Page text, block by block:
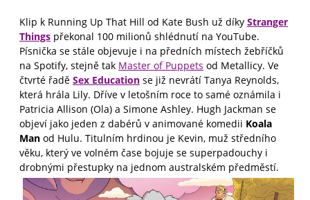
Klip k Running Up That Hill od Kate Bush už díky Stranger
Things překonal 100 milionů shlédnutí na YouTube.
Písnička se stále objevuje i na předních místech žebříčků
na Spotify, stejně tak Master of Puppets od Metallicy. Ve
čtvrté řadě Sex Education se již nevrátí Tanya Reynolds,
která hrála Lily. Dříve v letošním roce to samé oznámila i
Patricia Allison (Ola) a Simone Ashley. Hugh Jackman se
objeví jako jeden z dabérů v animované komedii Koala
Man od Hulu. Titulním hrdinou je Kevin, muž středního
věku, který ve volném čase bojuje se superpadouchy i
drobnými přestupky na jednom australském předměstí.